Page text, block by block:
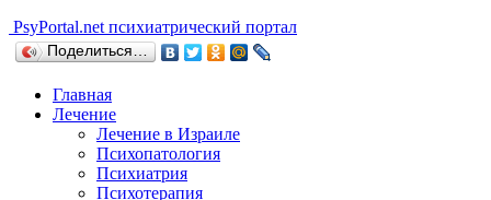
PsyPortal.net психиатрический портал
Поделиться…
Главная
Лечение
Лечение в Израиле
Психопатология
Психиатрия
Психотерапия